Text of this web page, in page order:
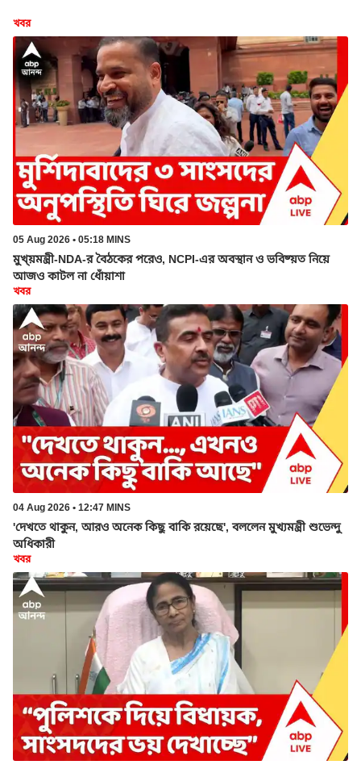
খবর
05 Aug 2026 • 05:18 MINS
মুখ্য়মন্ত্রী-NDA-র বৈঠকের পরেও, NCPI-এর অবস্থান ও ভবিষ্য়ত নিয়ে
আজও কাটল না ধোঁয়াশা
খবর
04 Aug 2026 • 12:47 MINS
'দেখতে থাকুন, আরও অনেক কিছু বাকি রয়েছে', বললেন মুখ্যমন্ত্রী শুভেন্দু
অধিকারী
খবর